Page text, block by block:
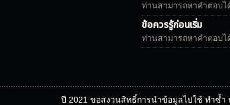
ท่านสามารถหาคำตอบไ
ข้อควรรู้ก่อนเริ่ม
ท่านสามารถหาคำตอบไ
ปี 2021 ขอสงวนสิทธิ์การนำข้อมูลไปใช้ ทำซ้ำ